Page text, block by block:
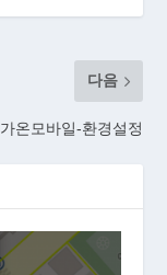
다음
가온모바일-환경설정